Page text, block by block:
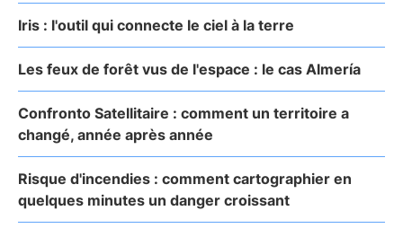
Iris : l'outil qui connecte le ciel à la terre
Les feux de forêt vus de l'espace : le cas Almería
Confronto Satellitaire : comment un territoire a
changé, année après année
Risque d'incendies : comment cartographier en
quelques minutes un danger croissant